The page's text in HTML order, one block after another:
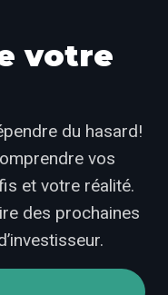
votre
du hasard!
vos
et votre réalité.
des prochaines